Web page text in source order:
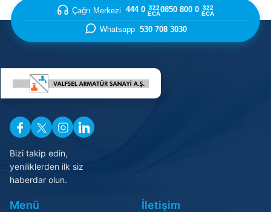
Çağrı Merkezi 444 0 322
ECA0850 800 0 322
ECA
Whatsapp 530 708 3030
Bizi takip edin,
yeniliklerden ilk siz
haberdar olun.
Menü İletişim